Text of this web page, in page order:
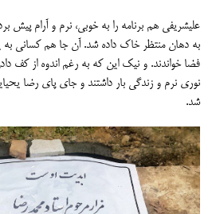
علیشریفی هم برنامه را به خوبی، نرم و آرام پیش
به دهان منتظر خاک داده شد. آن جا هم کسانی به
فضا خواندند. و نیک این که به رغم اندوه از کف
نوری نرم و زندگی بار داشتند و جای پای رضا
شد.